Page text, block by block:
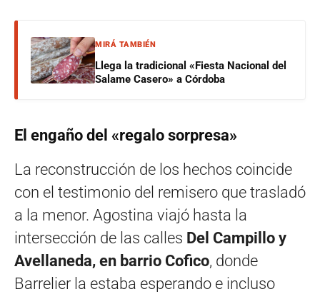
MIRÁ TAMBIÉN
Llega la tradicional «Fiesta Nacional del
Salame Casero» a Córdoba
El engaño del «regalo sorpresa»
La reconstrucción de los hechos coincide
con el testimonio del remisero que trasladó
a la menor. Agostina viajó hasta la
intersección de las calles Del Campillo y
Avellaneda, en barrio Cofico, donde
Barrelier la estaba esperando e incluso